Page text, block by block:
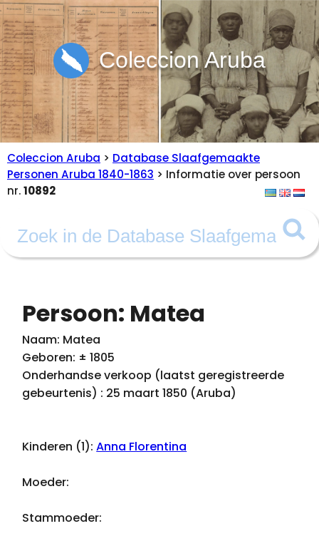
Coleccion Aruba
Coleccion Aruba > Database Slaafgemaakte
Personen Aruba 1840-1863 > Informatie over persoon
nr.10892
Persoon: Matea
Naam: Matea
Geboren: ± 1805
Onderhandse verkoop (laatst geregistreerde
gebeurtenis) : 25 maart 1850 (Aruba)
Kinderen (1):Anna Florentina
Moeder:
Stammoeder: